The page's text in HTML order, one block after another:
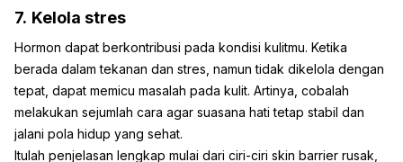
7. Kelola stres
Hormon dapat berkontribusi pada kondisi kulitmu. Ketika
berada dalam tekanan dan stres, namun tidak dikelola dengan
tepat, dapat memicu masalah pada kulit. Artinya, cobalah
melakukan sejumlah cara agar suasana hati tetap stabil dan
jalani pola hidup yang sehat.
Itulah penjelasan lengkap mulai dari ciri-ciri skin barrier rusak,